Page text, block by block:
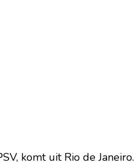
komt uit Rio de Janeiro.